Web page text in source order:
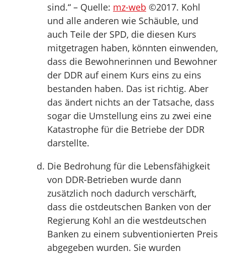
sind.“ – Quelle: mz-web ©2017. Kohl
und alle anderen wie Schäuble, und
auch Teile der SPD, die diesen Kurs
mitgetragen haben, könnten einwenden,
dass die Bewohnerinnen und Bewohner
der DDR auf einem Kurs eins zu eins
bestanden haben. Das ist richtig. Aber
das ändert nichts an der Tatsache, dass
sogar die Umstellung eins zu zwei eine
Katastrophe für die Betriebe der DDR
darstellte.
Die Bedrohung für die Lebensfähigkeit
von DDR-Betrieben wurde dann
zusätzlich noch dadurch verschärft,
dass die ostdeutschen Banken von der
Regierung Kohl an die westdeutschen
Banken zu einem subventionierten Preis
abgegeben wurden. Sie wurden